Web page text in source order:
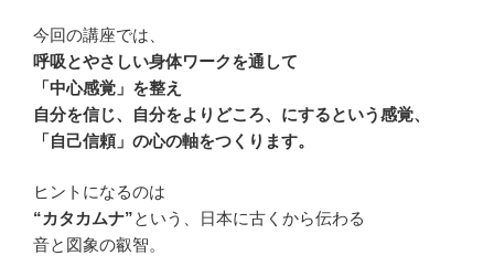
今回の講座では、
呼吸とやさしい身体ワークを通して
「中心感覚」を整え
自分を信じ、自分をよりどころ、にするという感覚、
「自己信頼」の心の軸をつくります。
ヒントになるのは
“カタカムナ”という、日本に古くから伝わる
音と図象の叡智。